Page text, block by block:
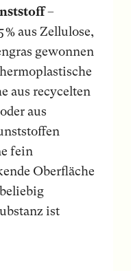
–
% aus Zellulose,
gewonnen
aus recycelten
aus
fein
Oberfläche
ist